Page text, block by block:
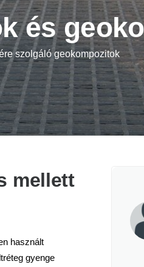
és
szolgáló geokompozitok
mellett
használt
gyenge